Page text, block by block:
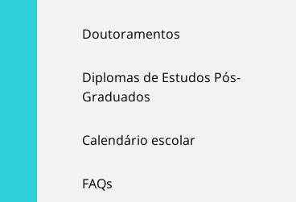
Doutoramentos
Diplomas de Estudos Pós-
Graduados
Calendário escolar
FAQs